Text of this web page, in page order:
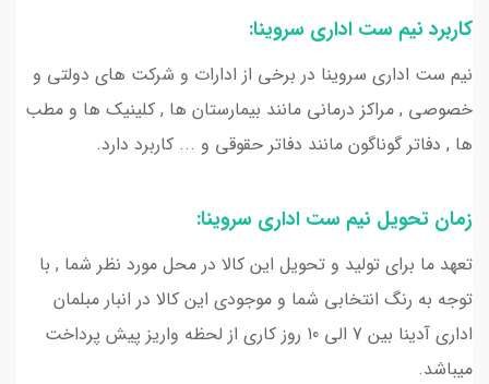
کاربرد نیم ست اداری سروینا:
نیم ست اداری سروینا در برخی از ادارات و شرکت های دولتی و
خصوصی , مراکز درمانی مانند بیمارستان ها , کلینیک ها و مطب
ها , دفاتر گوناگون مانند دفاتر حقوقی و ... کاربرد دارد.
زمان تحویل نیم ست اداری سروینا:
تعهد ما برای تولید و تحویل این کالا در محل مورد نظر شما , با
توجه به رنگ انتخابی شما و موجودی این کالا در انبار مبلمان
اداری آدینا بین 7 الی 10 روز کاری از لحظه واریز پیش پرداخت
میباشد.